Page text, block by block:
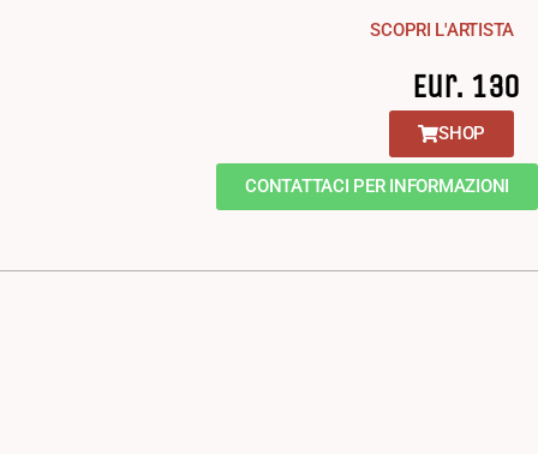
SCOPRI L'ARTISTA
Eur. 130
SHOP
CONTATTACI PER INFORMAZIONI